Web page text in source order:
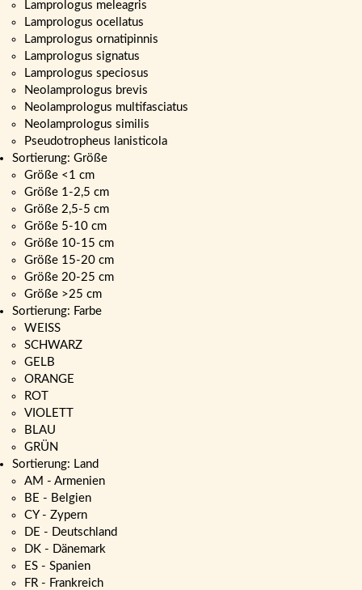
Lamprologus meleagris
Lamprologus ocellatus
Lamprologus ornatipinnis
Lamprologus signatus
Lamprologus speciosus
Neolamprologus brevis
Neolamprologus multifasciatus
Neolamprologus similis
Pseudotropheus lanisticola
Sortierung: Größe
Größe <1 cm
Größe 1-2,5 cm
Größe 2,5-5 cm
Größe 5-10 cm
Größe 10-15 cm
Größe 15-20 cm
Größe 20-25 cm
Größe >25 cm
Sortierung: Farbe
WEISS
SCHWARZ
GELB
ORANGE
ROT
VIOLETT
BLAU
GRÜN
Sortierung: Land
AM - Armenien
BE - Belgien
CY - Zypern
DE - Deutschland
DK - Dänemark
ES - Spanien
FR - Frankreich